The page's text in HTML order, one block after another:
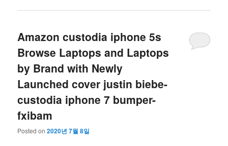
Amazon custodia iphone 5s
Browse Laptops and Laptops
by Brand with Newly
Launched cover justin biebe-
custodia iphone 7 bumper-
fxibam
Posted on2020년 7월 8일